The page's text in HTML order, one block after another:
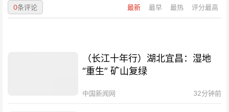
最新 最早 最热 评分最高
0条评论
（长江十年行）湖北宜昌：湿地
“重生” 矿山复绿
中国新闻网 32分钟前